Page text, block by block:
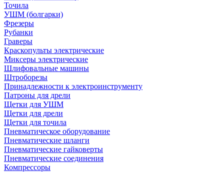
Точила
УШМ (болгарки)
Фрезеры
Рубанки
Граверы
Краскопульты электрические
Миксеры электрические
Шлифовальные машины
Штроборезы
Принадлежности к электроинструменту
Патроны для дрели
Щетки для УШМ
Щетки для дрели
Щетки для точила
Пневматическое оборудование
Пневматические шланги
Пневматические гайковерты
Пневматические соединения
Компрессоры